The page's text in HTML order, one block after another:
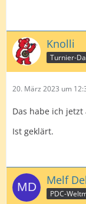
Knolli
Turnier-
20. März 2023 um
Das habe ich
Ist geklärt.
Melf
PDC-